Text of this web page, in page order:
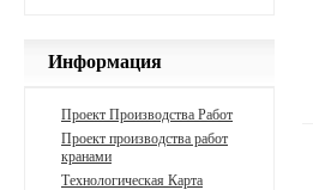
Информация
Проект Производства Работ
Проект производства работ
кранами
Технологическая Карта